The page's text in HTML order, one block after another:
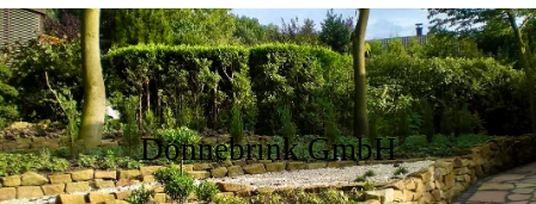
Dönnebrink GmbH